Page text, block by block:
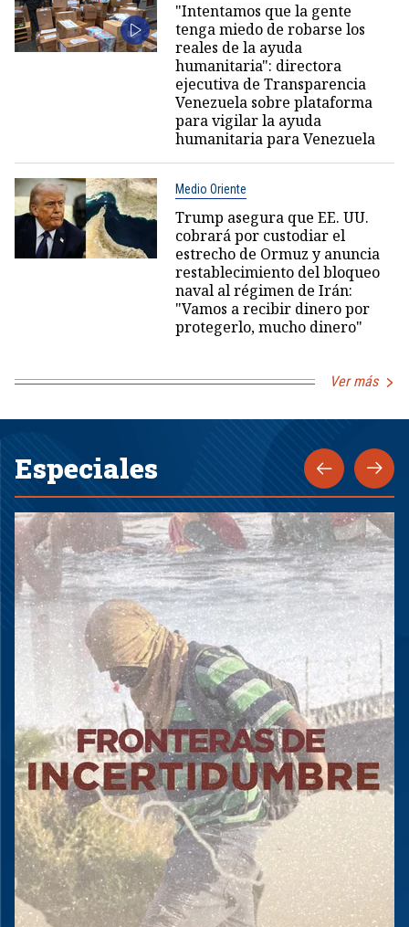
"Intentamos que la gente
tenga miedo de robarse los
reales de la ayuda
humanitaria": directora
ejecutiva de Transparencia
Venezuela sobre plataforma
para vigilar la ayuda
humanitaria para Venezuela
Medio Oriente
Trump asegura que EE. UU.
cobrará por custodiar el
estrecho de Ormuz y anuncia
restablecimiento del bloqueo
naval al régimen de Irán:
"Vamos a recibir dinero por
protegerlo, mucho dinero"
Ver más
Especiales